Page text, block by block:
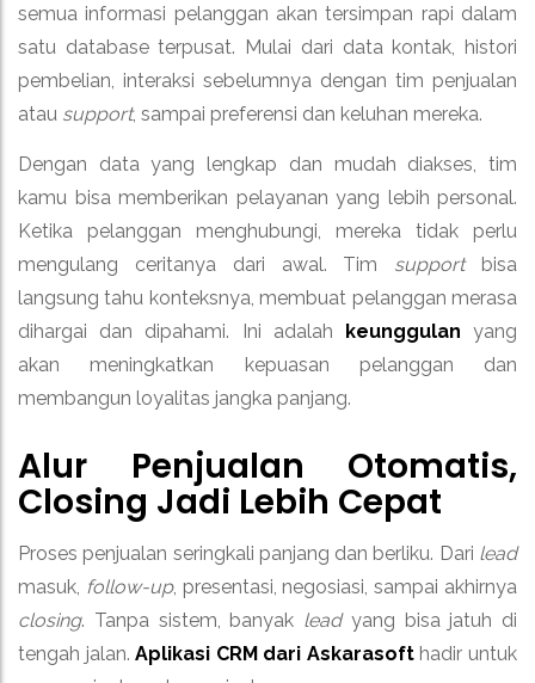
semua informasi pelanggan akan tersimpan rapi dalam
satu database terpusat. Mulai dari data kontak, histori
pembelian, interaksi sebelumnya dengan tim penjualan
atau support, sampai preferensi dan keluhan mereka.
Dengan data yang lengkap dan mudah diakses, tim
kamu bisa memberikan pelayanan yang lebih personal.
Ketika pelanggan menghubungi, mereka tidak perlu
mengulang ceritanya dari awal. Tim supportbisa
langsung tahu konteksnya, membuat pelanggan merasa
dihargai dan dipahami. Ini adalah keunggulan yang
akan meningkatkan kepuasan pelanggan dan
membangun loyalitas jangka panjang.
Alur Penjualan Otomatis,
Closing Jadi Lebih Cepat
Proses penjualan seringkali panjang dan berliku. Dari lead
masuk, follow-up, presentasi, negosiasi, sampai akhirnya
closing. Tanpa sistem, banyak leadyang bisa jatuh di
tengah jalan.Aplikasi CRM dari Askarasofthadir untuk